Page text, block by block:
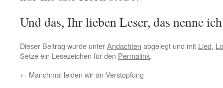
Und das, Ihr lieben Leser, das nenne
Dieser Beitrag wurde unterAndachten abgelegt und mit Lied,
Setze ein Lesezeichen für den Permalink.
← Manchmal leiden wir an Verstopfung